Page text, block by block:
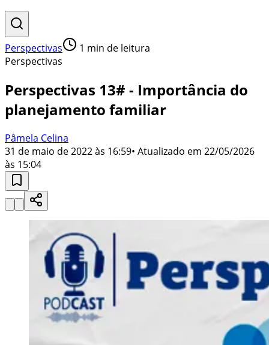
Perspectivas 1 min de leitura
Perspectivas
Perspectivas 13# - Importância do
planejamento familiar
Pâmela Celina
31 de maio de 2022 às 16:59• Atualizado em 22/05/2026
às 15:04